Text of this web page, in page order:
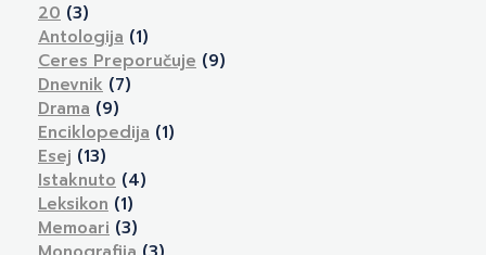
20 (3)
Antologija (1)
Ceres Preporučuje (9)
Dnevnik (7)
Drama (9)
Enciklopedija (1)
Esej (13)
Istaknuto (4)
Leksikon (1)
Memoari (3)